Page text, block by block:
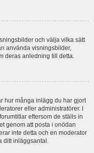
och välja vilka sätt
använda visningsbilder,
deras anledning till detta.
hur många inlägg du har gjort
eller administratörer. I
eftersom de ställs in
genom att posta i onödan
inte detta och en moderator
ditt inläggsantal.